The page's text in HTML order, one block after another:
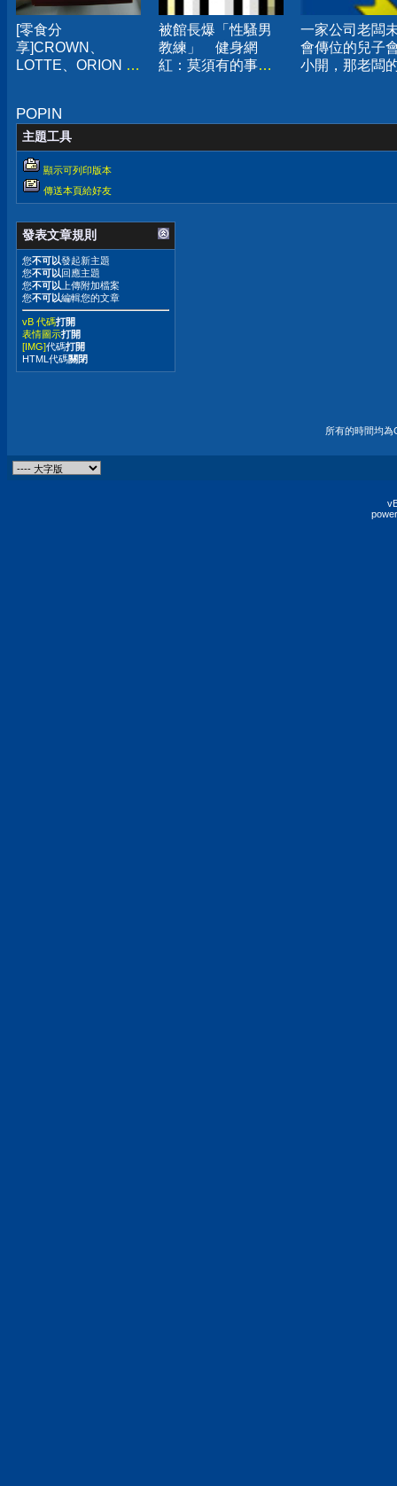
[零食分
享]CROWN、
LOTTE、ORION 三
被館長爆「性騷男
教練」 健身網
紅：莫須有的事已
一家公司老闆
會傳位的兒子
小開，那老闆
POPIN
主題工具
顯示可列印版本
傳送本頁給好友
發表文章規則
您不可以發起新主題
您不可以回應主題
您不可以 上傳附加檔案
您不可以編輯您的文章
vB 代碼打開
表情圖示打開
[IMG]代碼打開
HTML代碼關閉
所有的時間均為